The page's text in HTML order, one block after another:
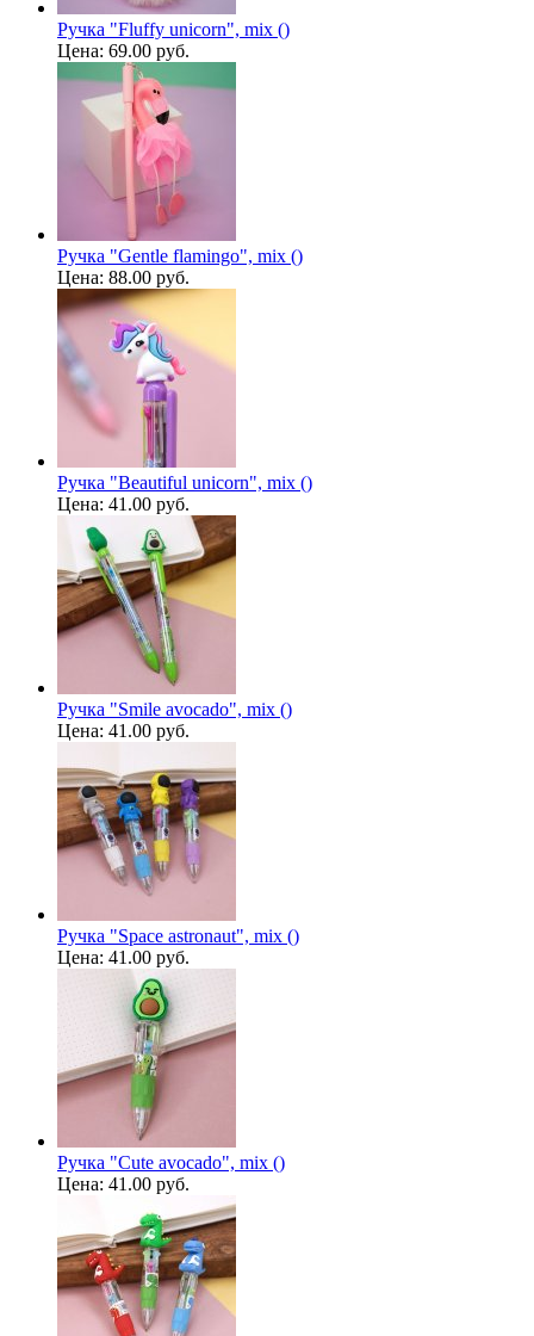
Ручка "Fluffy unicorn", mix ()
Цена: 69.00 руб.
Ручка "Gentle flamingo", mix ()
Цена: 88.00 руб.
Ручка "Beautiful unicorn", mix ()
Цена: 41.00 руб.
Ручка "Smile avocado", mix ()
Цена: 41.00 руб.
Ручка "Space astronaut", mix ()
Цена: 41.00 руб.
Ручка "Cute avocado", mix ()
Цена: 41.00 руб.